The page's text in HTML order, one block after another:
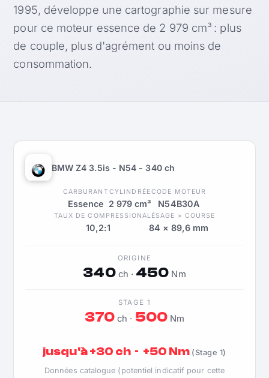
1995, développe une cartographie sur mesure
pour ce moteur essence de 2 979 cm³ : plus
de couple, plus d'agrément ou moins de
consommation.
BMW Z4 3.5is - N54 - 340 ch
CARBURANT
Essence
CYLINDRÉE
2 979 cm³
CODE MOTEUR
N54B30A
TAUX DE COMPRESSION
10,2:1
ALÉSAGE × COURSE
84 × 89,6 mm
ORIGINE
340ch · 450 Nm
STAGE 1
370 ch · 500Nm
jusqu'à +30 ch · +50 Nm (Stage 1)
Données catalogue (potentiel indicatif pour cette